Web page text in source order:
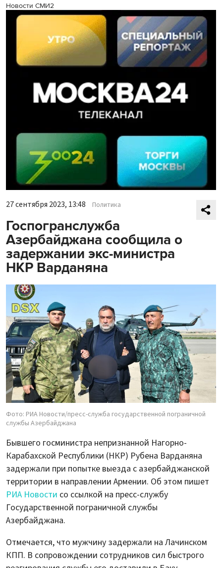
Новости СМИ2
27 сентября 2023, 13:48 Политика
Госпогранслужба
Азербайджана сообщила о
задержании экс-министра
НКР Варданяна
Фото: РИА Новости/пресс-служба государственной пограничной
службы Азербайджана
Бывшего госминистра непризнанной Нагорно-
Карабахской Республики (НКР) Рубена Варданяна
задержали при попытке выезда с азербайджанской
территории в направлении Армении. Об этом пишет
РИА Новости со ссылкой на пресс-службу
Государственной пограничной службы
Азербайджана.
Отмечается, что мужчину задержали на Лачинском
КПП. В сопровождении сотрудников сил быстрого